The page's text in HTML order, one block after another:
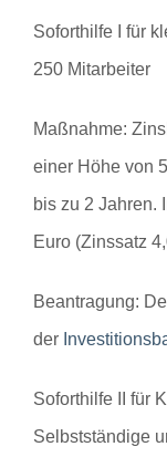
Soforthilfe I für
250 Mitarbeiter
Maßnahme:
einer Höhe von
bis zu 2 Jahren.
Euro (Zinssatz
Beantragung:
der
Soforthilfe II für
Selbstständige